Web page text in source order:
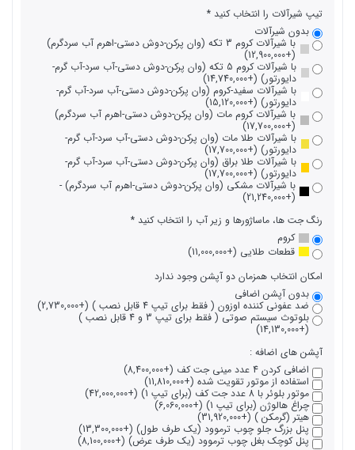
تیپ شیرآلات را انتخاب کنید
بدون شیرآلات
با شیرآلات کروم 3 تکه (وان پرکن-دوش دستی-اهرم آب سردگرم)
(+12,900,000)
با شیرآلات کروم 5 تکه (وان پرکن-دوش دستی-آب سرد-آب گرم-
دایورتور) (+14,740,000)
با شیرآلات سفید-کروم (وان پرکن-دوش دستی-آب سرد-آب گرم-
دایورتور) (+15,120,000)
با شیرآلات کروم مات (وان پرکن-دوش دستی-اهرم آب سردگرم)
(+17,700,000)
با شیرآلات طلا مات (وان پرکن-دوش دستی-آب سرد-آب گرم-
دایورتور) (+17,700,000)
با شیرآلات طلا براق (وان پرکن-دوش دستی-آب سرد-آب گرم-
دایورتور) (+17,700,000)
با شیرآلات مشکی (وان پرکن-دوش دستی-اهرم آب سردگرم) -
(+21,240,000)
رنگ جت ها، ماساژورها و زیر آب را انتخاب کنید
کروم
قطعات طلایی (+11,000,000)
امکان انتخاب همزمان دو آپشن وجود ندارد
بدون آپشن اضافی
ضد عفونی کننده اوزون ( فقط برای تیپ 4 قابل نصب ) (+2,730,000)
بلوتوث سیستم صوتی ( فقط برای تیپ 3 و 4 قابل نصب )
(+14,130,000)
آپشن های اضافه :
اضافی کردن 4 عدد مینی جت کف (+8,400,000)
استفاده از موتور تقویت شده (+11,810,000)
موتور بلوئر با 8 عدد جت کف (برای تیپ 1) (+42,000,000)
چراغ هالوژن (برای تیپ 1) (+6,060,000)
هیتر (گرمکن ) (+31,920,000)
پنل بزرگ جلو چوب ترموود (یک طرف طول) (+13,300,000)
پنل کوچک بغل چوب ترموود (یک طرف عرض) (+8,100,000)